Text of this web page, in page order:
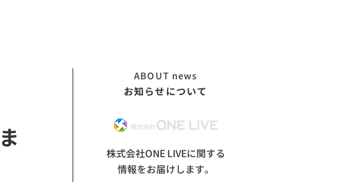
ABOUT news
お知らせについて
株式会社ONE LIVEに関する
情報をお届けします。